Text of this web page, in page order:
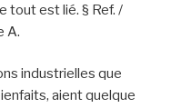
tout est lié. § Ref. /
A.
industrielles que
aient quelque